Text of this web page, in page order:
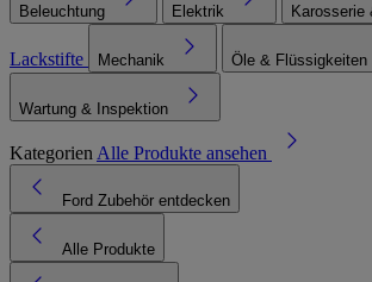
Beleuchtung Elektrik Karosserie
Lackstifte Mechanik Öle & Flüssigkeiten
Wartung & Inspektion
Kategorien Alle Produkte ansehen
Ford Zubehör entdecken
Alle Produkte